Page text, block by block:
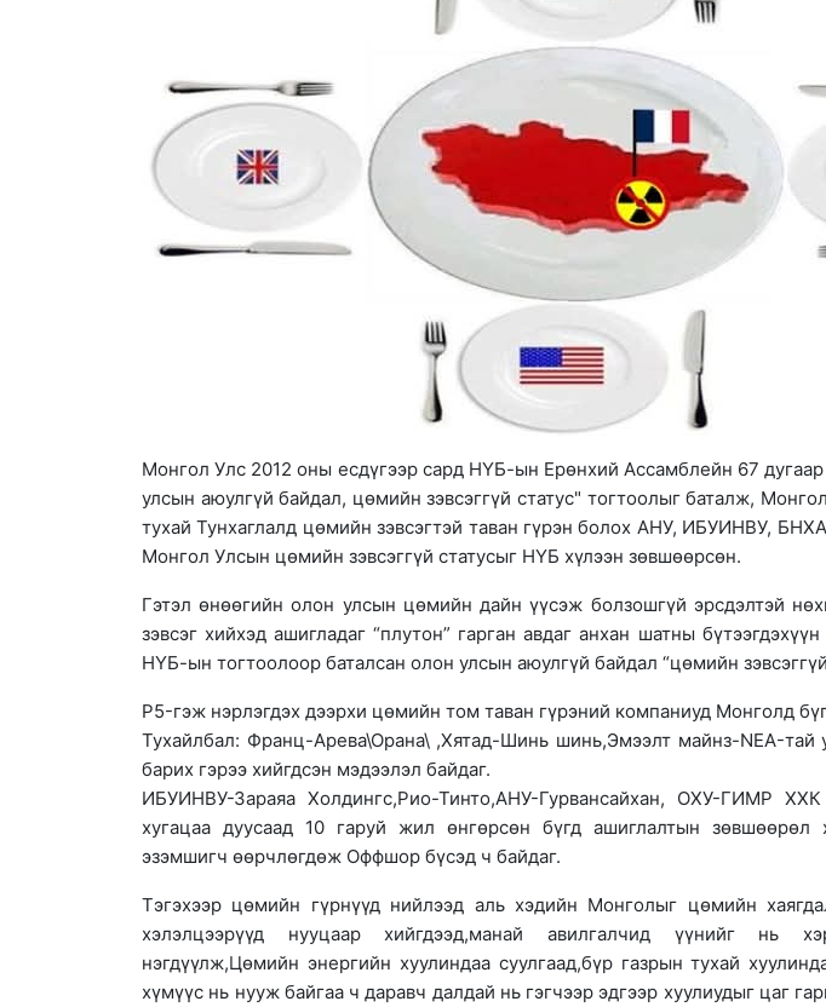
Монгол Улс 2012 оны есдүгээр сард НҮБ-ын Ерөнхий Ассамблейн 67
улсын аюулгүй байдал, цөмийн зэвсэггүй статус" тогтоолыг баталж,
тухай Тунхаглалд цөмийн зэвсэгтэй таван гүрэн болох АНУ, ИБУИНВУ,
Монгол Улсын цөмийн зэвсэггүй статусыг НҮБ хүлээн зөвшөөрсөн.
Гэтэл өнөөгийн олон улсын цөмийн дайн үүсэж болзошгүй эрсдэлтэй
зэвсэг хийхэд ашигладаг “плутон” гарган авдаг анхан шатны
НҮБ-ын тогтоолоор баталсан олон улсын аюулгүй байдал “цөмийн
P5-гэж нэрлэгдэх дээрхи цөмийн том таван гүрэний компаниуд Монголд
Тухайлбал: Франц-Арева\Орана\ ,Хятад-Шинь шинь,Эмээлт майнз-NEA-тай
барих гэрээ хийгдсэн мэдээлэл байдаг.
ИБУИНВУ-Зараяа Холдингс,Рио-Тинто,АНУ-Гурвансайхан, ОХУ-ГИМР
хугацаа дуусаад 10 гаруй жил өнгөрсөн бүгд ашиглалтын зөвшөөрөл
эзэмшигч өөрчлөгдөж Оффшор бүсэд ч байдаг.
Тэгэхээр цөмийн гүрнүүд нийлээд аль хэдийн Монголыг цөмийн
хэлэлцээрүүд нууцаар хийгдээд,манай авилгалчид үүнийг нь
нэгдүүлж,Цөмийн энергийн хуулиндаа суулгаад,бүр газрын тухай
хүмүүс нь нууж байгаа ч даравч далдай нь гэгчээр эдгээр хуулиудыг цаг